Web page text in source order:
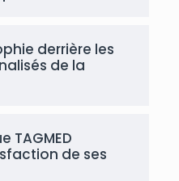
derrière les
de la
TAGMED
de ses